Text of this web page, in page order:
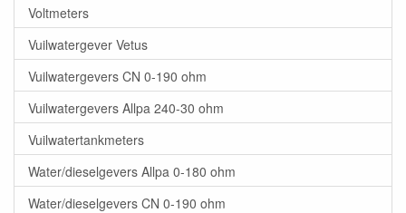
Voltmeters
Vuilwatergever Vetus
Vuilwatergevers CN 0-190 ohm
Vuilwatergevers Allpa 240-30 ohm
Vuilwatertankmeters
Water/dieselgevers Allpa 0-180 ohm
Water/dieselgevers CN 0-190 ohm